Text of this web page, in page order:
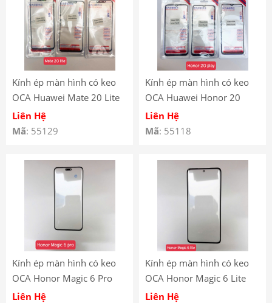
Kính ép màn hình có keo
OCA Huawei Mate 20 Lite
Liên Hệ
Mã: 55129
Kính ép màn hình có keo
OCA Huawei Honor 20
Play
Liên Hệ
Mã: 55118
Kính ép màn hình có keo
OCA Honor Magic 6 Pro
Liên Hệ
Kính ép màn hình có keo
OCA Honor Magic 6 Lite
Liên Hệ